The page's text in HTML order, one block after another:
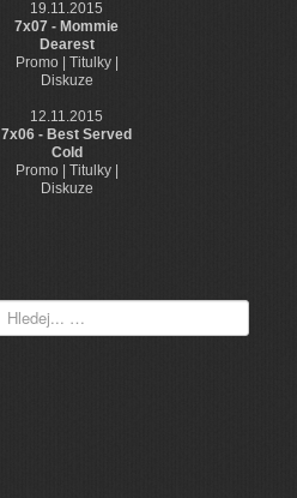
19.11.2015
7x07 - Mommie
Dearest
Promo | Titulky |
Diskuze
12.11.2015
7x06 - Best Served
Cold
Promo | Titulky |
Diskuze